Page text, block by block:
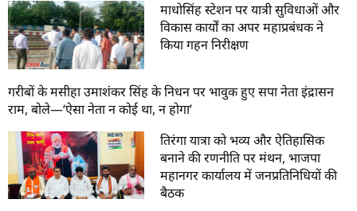
माधोसिंह स्टेशन पर यात्री सुविधाओं और
विकास कार्यों का अपर महाप्रबंधक ने
किया गहन निरीक्षण
गरीबों के मसीहा उमाशंकर सिंह के निधन पर भावुक हुए सपा नेता इंद्रासन
राम, बोले—‘ऐसा नेता न कोई था, न होगा’
तिरंगा यात्रा को भव्य और ऐतिहासिक
बनाने की रणनीति पर मंथन, भाजपा
महानगर कार्यालय में जनप्रतिनिधियों की
बैठक